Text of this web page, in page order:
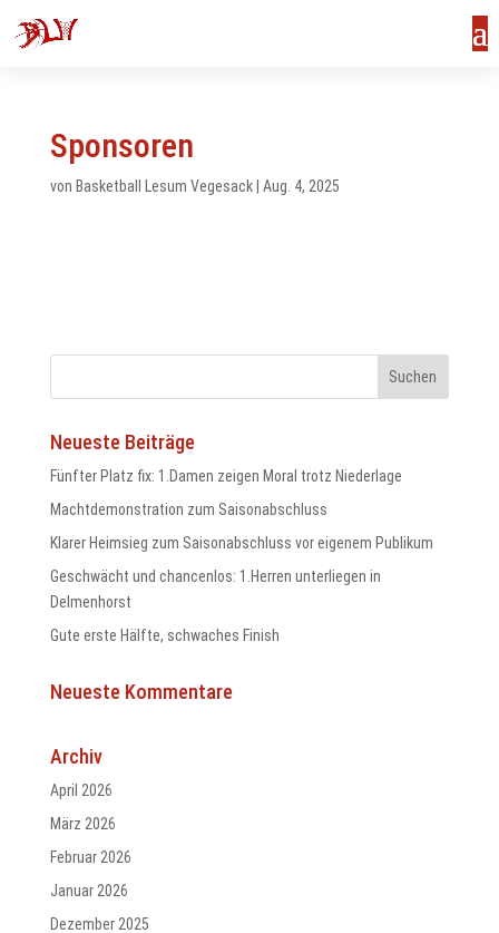
Sponsoren
von Basketball Lesum Vegesack| Aug. 4, 2025
Neueste Beiträge
Fünfter Platz fix: 1.Damen zeigen Moral trotz Niederlage
Machtdemonstration zum Saisonabschluss
Klarer Heimsieg zum Saisonabschluss vor eigenem Publikum
Geschwächt und chancenlos: 1.Herren unterliegen in
Delmenhorst
Gute erste Hälfte, schwaches Finish
Neueste Kommentare
Archiv
April 2026
März 2026
Februar 2026
Januar 2026
Dezember 2025